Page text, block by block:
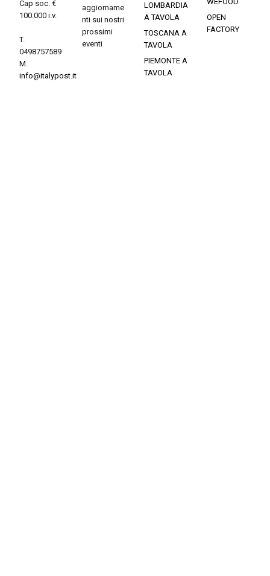
Cap soc. €
100.000 i.v.
T.
0498757589
M.
info@italypost.it
aggiorname
nti sui nostri
prossimi
eventi
LOMBARDIA
A TAVOLA
TOSCANA A
TAVOLA
PIEMONTE A
TAVOLA
OPEN
FACTORY